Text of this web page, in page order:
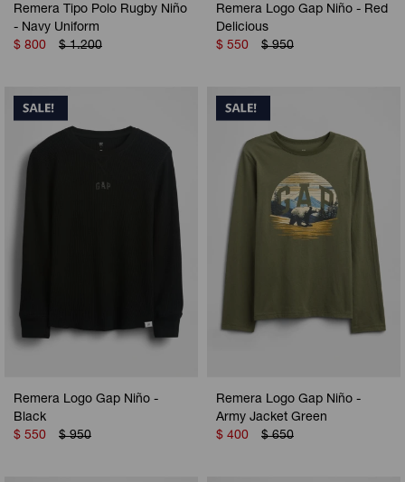
Remera Tipo Polo Rugby Niño
- Navy Uniform
$ 800 $ 1.200
Remera Logo Gap Niño - Red
Delicious
$ 550 $ 950
Remera Logo Gap Niño -
Black
$ 550 $ 950
Remera Logo Gap Niño -
Army Jacket Green
$ 400 $ 650